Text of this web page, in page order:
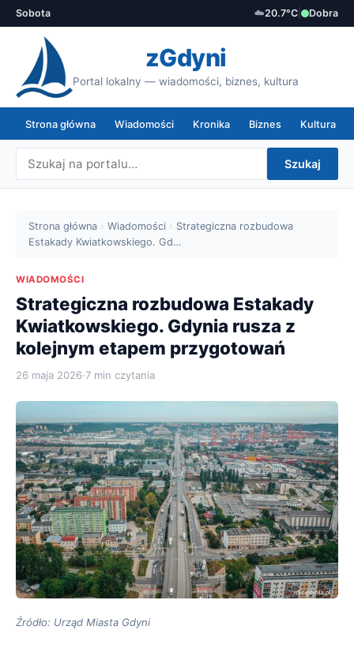
Sobota ☁️20.7°C Dobra
zGdyni
Portal lokalny — wiadomości, biznes, kultura
Strona główna Wiadomości Kronika Biznes Kultura
Szukaj
Strona główna › Wiadomości › Strategiczna rozbudowa
Estakady Kwiatkowskiego. Gd…
WIADOMOŚCI
Strategiczna rozbudowa Estakady
Kwiatkowskiego. Gdynia rusza z
kolejnym etapem przygotowań
26 maja 2026·7 min czytania
Źródło: Urząd Miasta Gdyni